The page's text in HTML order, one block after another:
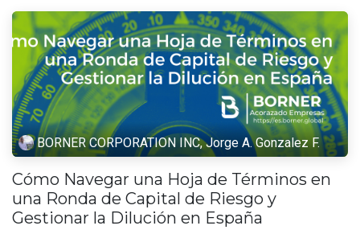
BORNER CORPORATION INC, Jorge A. Gonzalez F.
Cómo Navegar una Hoja de Términos en
una Ronda de Capital de Riesgo y
Gestionar la Dilución en España